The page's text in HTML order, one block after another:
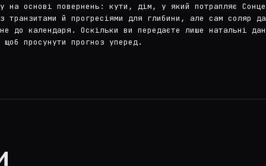
на основі повернень: кути, дім, у який потрапляє
транзитами й прогресіями для глибини, але сам соляр
до календаря. Оскільки ви передаєте лише натальні
просунути прогноз уперед.